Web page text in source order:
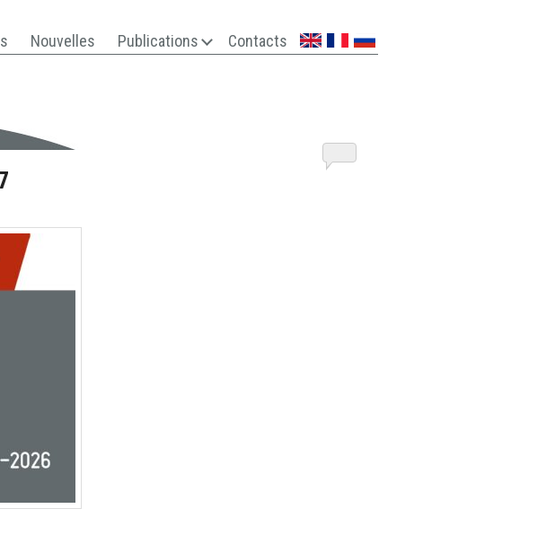
Nouvelles Publications Contacts